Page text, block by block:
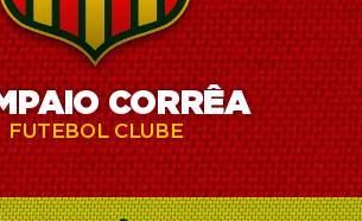
CORRÊA
FUTEBOL CLUBE